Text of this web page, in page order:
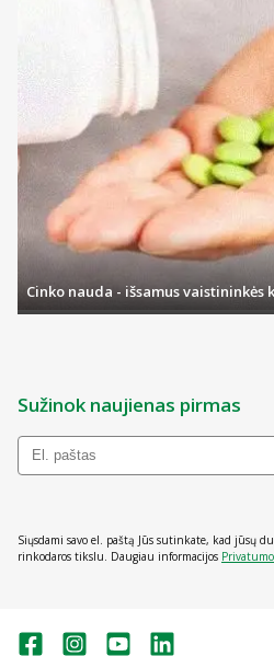
Cinko nauda - išsamus vaistininkės
Sužinok naujienas pirmas
Siųsdami savo el. paštą Jūs sutinkate, kad jūsų
rinkodaros tikslu. Daugiau informacijos